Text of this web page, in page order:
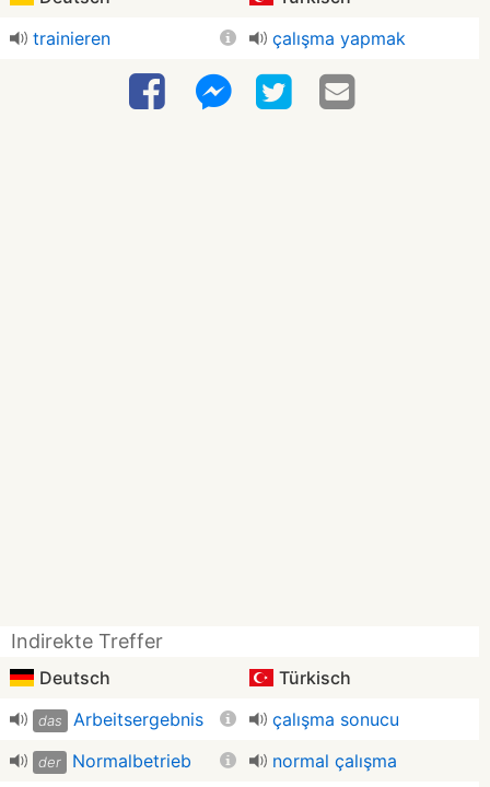
trainieren
çalışma yapmak
Indirekte Treffer
Deutsch Türkisch
das Arbeitsergebnis çalışma sonucu
der Normalbetrieb normal çalışma